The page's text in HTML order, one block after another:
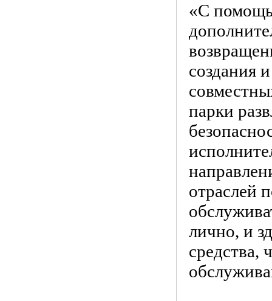
«С
создания
парки
отраслей
лично, и
средства,